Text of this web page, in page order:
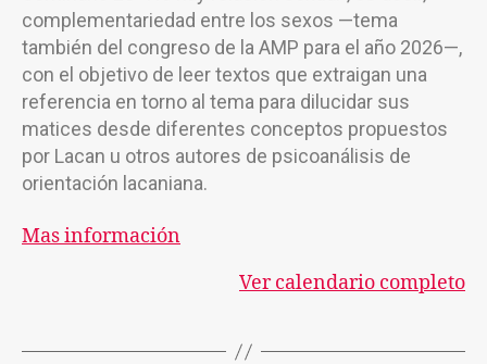
complementariedad entre los sexos —tema
también del congreso de la AMP para el año 2026—,
con el objetivo de leer textos que extraigan una
referencia en torno al tema para dilucidar sus
matices desde diferentes conceptos propuestos
por Lacan u otros autores de psicoanálisis de
orientación lacaniana.
Mas información
Ver calendario completo